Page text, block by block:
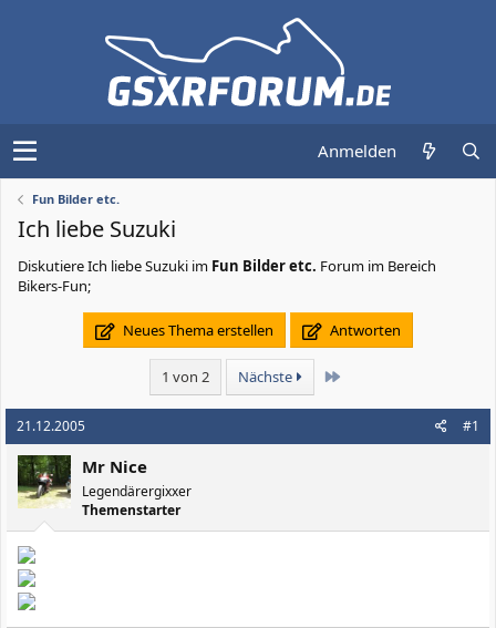
Anmelden
Fun Bilder etc.
Ich liebe Suzuki
DiskutiereIch liebe Suzuki im Fun Bilder etc. Forum im Bereich
Bikers-Fun;
Neues Thema erstellen Antworten
1 von 2 Nächste Letzte
21.12.2005 #1
Mr Nice
Legendärergixxer
Themenstarter